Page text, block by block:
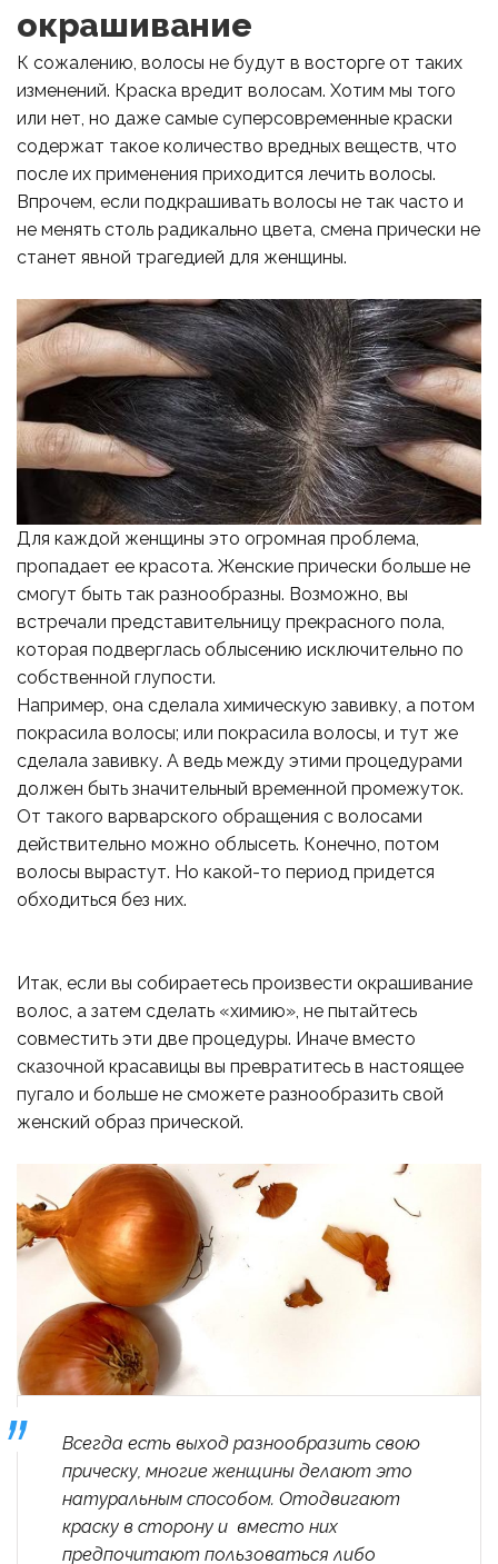
окрашивание
К сожалению, волосы не будут в восторге от таких
изменений. Краска вредит волосам. Хотим мы того
или нет, но даже самые суперсовременные краски
содержат такое количество вредных веществ, что
после их применения приходится лечить волосы.
Впрочем, если подкрашивать волосы не так часто и
не менять столь радикально цвета, смена прически не
станет явной трагедией для женщины.
Для каждой женщины это огромная проблема,
пропадает ее красота. Женские прически больше не
смогут быть так разнообразны. Возможно, вы
встречали представительницу прекрасного пола,
которая подверглась облысению исключительно по
собственной глупости.
Например, она сделала химическую завивку, а потом
покрасила волосы; или покрасила волосы, и тут же
сделала завивку. А ведь между этими процедурами
должен быть значительный временной промежуток.
От такого варварского обращения с волосами
действительно можно облысеть. Конечно, потом
волосы вырастут. Но какой-то период придется
обходиться без них.
Итак, если вы собираетесь произвести окрашивание
волос, а затем сделать «химию», не пытайтесь
совместить эти две процедуры. Иначе вместо
сказочной красавицы вы превратитесь в настоящее
пугало и больше не сможете разнообразить свой
женский образ прической.
Всегда есть выход разнообразить свою
прическу, многие женщины делают это
натуральным способом. Отодвигают
краску в сторону и вместо них
предпочитают пользоваться либо